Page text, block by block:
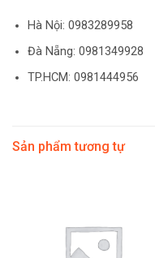
Hà Nội: 0983289958
Đà Nẵng: 0981349928
TP.HCM: 0981444956
Sản phẩm tương tự